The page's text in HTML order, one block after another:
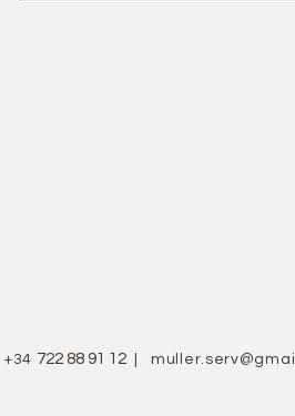
+34 722 88 91 12|